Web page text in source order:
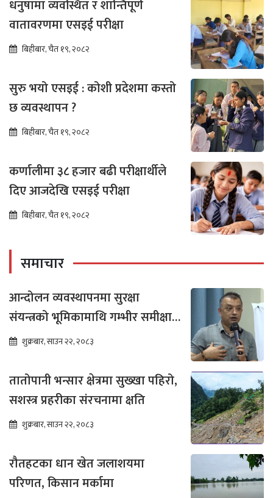
धनुषामा व्यवस्थित र शान्तिपूर्ण
वातावरणमा एसइई परीक्षा
बिहीबार, चैत १९, २०८२
सुरु भयो एसइई : कोशी प्रदेशमा कस्तो
छ व्यवस्थापन ?
बिहीबार, चैत १९, २०८२
कर्णालीमा ३८ हजार बढी परीक्षार्थीले
दिए आजदेखि एसइई परीक्षा
बिहीबार, चैत १९, २०८२
समाचार
आन्दोलन व्यवस्थापनमा सुरक्षा
संयन्त्रको भूमिकामाथि गम्भीर समीक्षा
आवश्यक : गगन थापा
शुक्रबार, साउन २२, २०८३
तातोपानी भन्सार क्षेत्रमा सुख्खा पहिरो,
सशस्त्र प्रहरीका संरचनामा क्षति
शुक्रबार, साउन २२, २०८३
रौतहटका धान खेत जलाशयमा
परिणत, किसान मर्कामा